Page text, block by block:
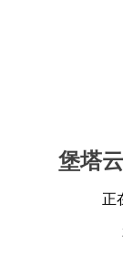
堡塔
正